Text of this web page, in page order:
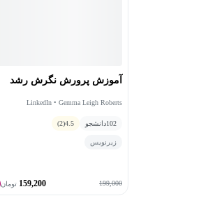
آموزش پرورش نگرش رشد
LinkedIn • Gemma Leigh Roberts
102دانشجو 4.5
(2)
زیرنویس
199,000
159,200 تومان